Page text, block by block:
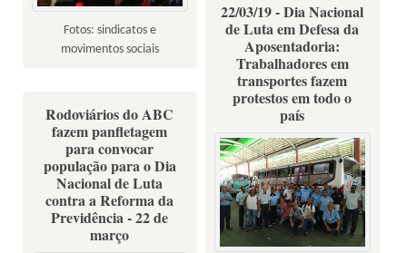
Fotos: sindicatos e
movimentos sociais
22/03/19 - Dia Nacional
de Luta em Defesa da
Aposentadoria:
Trabalhadores em
transportes fazem
protestos em todo o
país
Rodoviários do ABC
fazem panfletagem
para convocar
população para o Dia
Nacional de Luta
contra a Reforma da
Previdência - 22 de
março